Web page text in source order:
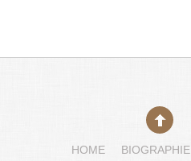
HOME BIOGRAPHIE